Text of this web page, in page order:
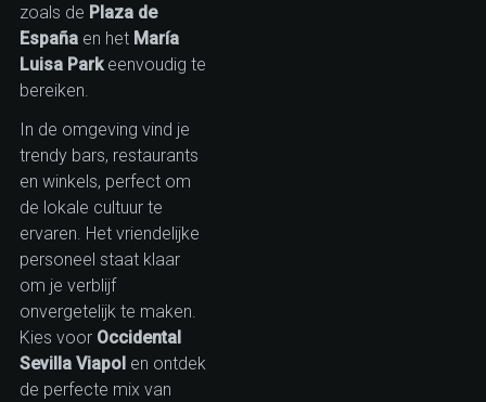
zoals de Plaza de
Españaen het María
Luisa Parkeenvoudig te
bereiken.
In de omgeving vind je
trendy bars, restaurants
en winkels, perfect om
de lokale cultuur te
ervaren. Het vriendelijke
personeel staat klaar
om je verblijf
onvergetelijk te maken.
Kies voor Occidental
Sevilla Viapol en ontdek
de perfecte mix van